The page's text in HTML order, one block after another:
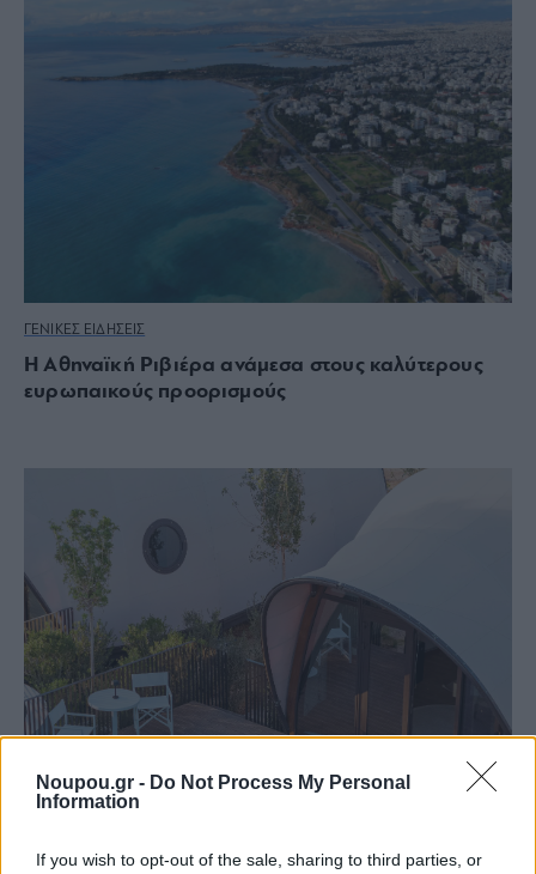
Noupou.gr - Do Not Process My Personal
Information
If you wish to opt-out of the sale, sharing to third parties, or
ΓΕΝΙΚΕΣ ΕΙΔΗΣΕΙΣ
Η Αθηναϊκή Ριβιέρα ανάμεσα στους καλύτερους
ευρωπαικούς προορισμούς
ΤΟΥΡΙΣΜΟΣ